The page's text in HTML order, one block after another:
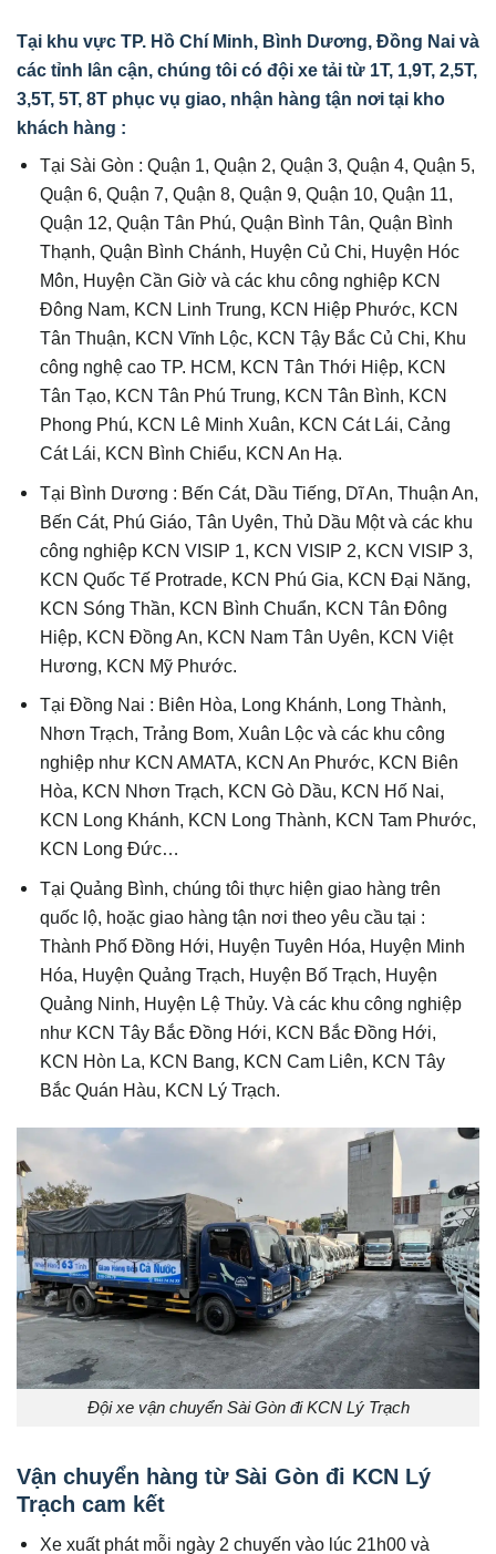
Tại khu vực TP. Hồ Chí Minh, Bình Dương, Đồng Nai và
các tỉnh lân cận, chúng tôi có đội xe tải từ 1T, 1,9T, 2,5T,
3,5T, 5T, 8T phục vụ giao, nhận hàng tận nơi tại kho
khách hàng :
Tại Sài Gòn : Quận 1, Quận 2, Quận 3, Quận 4, Quận 5,
Quận 6, Quận 7, Quận 8, Quận 9, Quận 10, Quận 11,
Quận 12, Quận Tân Phú, Quận Bình Tân, Quận Bình
Thạnh, Quận Bình Chánh, Huyện Củ Chi, Huyện Hóc
Môn, Huyện Cần Giờ và các khu công nghiệp KCN
Đông Nam, KCN Linh Trung, KCN Hiệp Phước, KCN
Tân Thuận, KCN Vĩnh Lộc, KCN Tậy Bắc Củ Chi, Khu
công nghệ cao TP. HCM, KCN Tân Thới Hiệp, KCN
Tân Tạo, KCN Tân Phú Trung, KCN Tân Bình, KCN
Phong Phú, KCN Lê Minh Xuân, KCN Cát Lái, Cảng
Cát Lái, KCN Bình Chiểu, KCN An Hạ.
Tại Bình Dương : Bến Cát, Dầu Tiếng, Dĩ An, Thuận An,
Bến Cát, Phú Giáo, Tân Uyên, Thủ Dầu Một và các khu
công nghiệp KCN VISIP 1, KCN VISIP 2, KCN VISIP 3,
KCN Quốc Tế Protrade, KCN Phú Gia, KCN Đại Năng,
KCN Sóng Thần, KCN Bình Chuẩn, KCN Tân Đông
Hiệp, KCN Đồng An, KCN Nam Tân Uyên, KCN Việt
Hương, KCN Mỹ Phước.
Tại Đồng Nai : Biên Hòa, Long Khánh, Long Thành,
Nhơn Trạch, Trảng Bom, Xuân Lộc và các khu công
nghiệp như KCN AMATA, KCN An Phước, KCN Biên
Hòa, KCN Nhơn Trạch, KCN Gò Dầu, KCN Hố Nai,
KCN Long Khánh, KCN Long Thành, KCN Tam Phước,
KCN Long Đức…
Tại Quảng Bình, chúng tôi thực hiện giao hàng trên
quốc lộ, hoặc giao hàng tận nơi theo yêu cầu tại :
Thành Phố Đồng Hới, Huyện Tuyên Hóa, Huyện Minh
Hóa, Huyện Quảng Trạch, Huyện Bố Trạch, Huyện
Quảng Ninh, Huyện Lệ Thủy. Và các khu công nghiệp
như KCN Tây Bắc Đồng Hới, KCN Bắc Đồng Hới,
KCN Hòn La, KCN Bang, KCN Cam Liên, KCN Tây
Bắc Quán Hàu, KCN Lý Trạch.
Đội xe vận chuyển Sài Gòn đi KCN Lý Trạch
Vận chuyển hàng từ Sài Gòn đi KCN Lý
Trạch cam kết
Xe xuất phát mỗi ngày 2 chuyến vào lúc 21h00 và